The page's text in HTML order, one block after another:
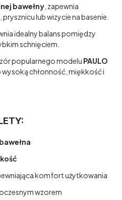
bawełny , zapewnia
lub wizycie na basenie.
idealny balans pomiędzy
schnięciem.
popularnego modelu PAULO
chłonność, miękkość i
bawełna
komfort użytkowania
wzorem